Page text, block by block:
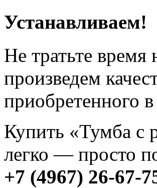
Устанавливаем!
Не тратьте
произведем
приобретенного
Купить «Тумба с
легко — просто
+7 (4967) 26-67-